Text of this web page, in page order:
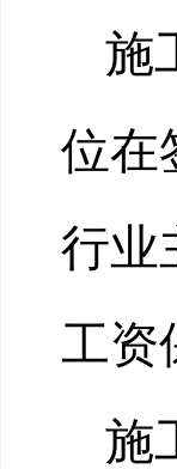
施
位在
行业
工资
施